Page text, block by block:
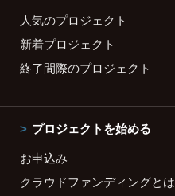
人気のプロジェクト
新着プロジェクト
終了間際のプロジェクト
プロジェクトを始める
お申込み
クラウドファンディングとは